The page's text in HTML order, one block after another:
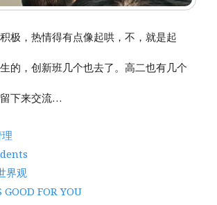
极，热情得有点像起哄，不，就是起
的，创新班几个也去了。高二也有几个
下来交流…
界观
GOOD FOR YOU